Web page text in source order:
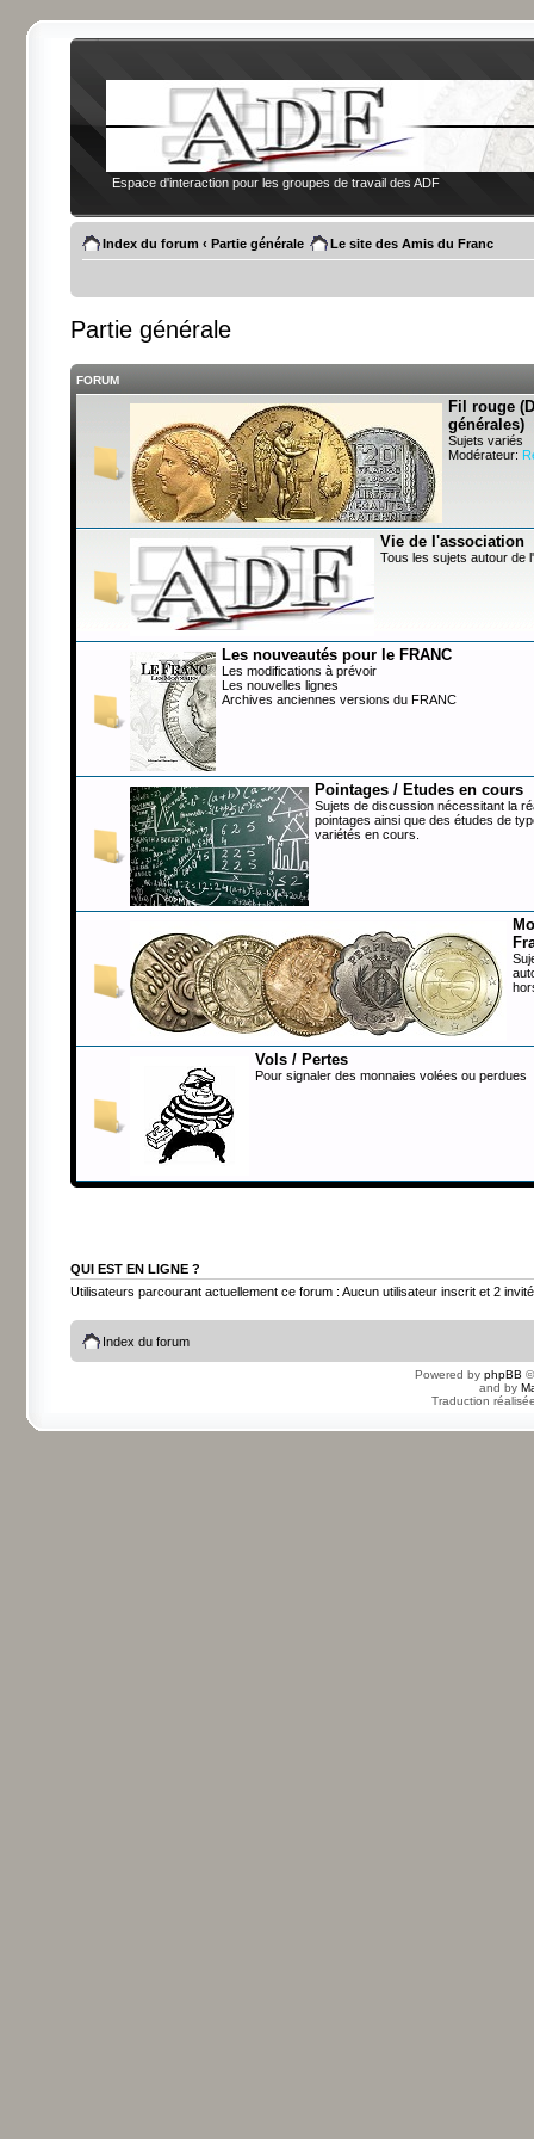
Espace d'interaction pour les groupes de travail des ADF
Index du forum ‹ Partie générale Le site des Amis du Franc
Partie générale
FORUM
Fil rouge
générales)
Sujets variés
Modérateur:
Vie de l'association
Tous les sujets autour de
Les nouveautés pour le FRANC
Les modifications à prévoir
Les nouvelles lignes
Archives anciennes versions du FRANC
Pointages / Etudes en cours
Sujets de discussion nécessitant la
pointages ainsi que des études de
variétés en cours.
Vols / Pertes
Pour signaler des monnaies volées ou perdues
QUI EST EN LIGNE ?
Utilisateurs parcourant actuellement ce forum : Aucun utilisateur inscrit et 2
Index du forum
Powered by phpBB
and by
Traduction